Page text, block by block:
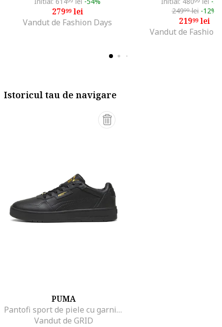
27999lei
Vandut de Fashion Days
24999lei -12%
21999lei
Vandut de Fashion
Istoricul tau de navigare
PUMA
Pantofi sport de piele cu garnituri de piele ecologica, Negru
Vandut de GRID